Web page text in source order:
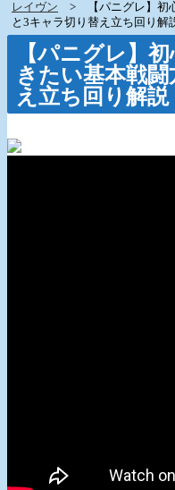
レイヴン
【パニグレ】
と3キャラ切り替え立ち回り解
【パニグレ】
きたい基本戦
え立ち回り解説